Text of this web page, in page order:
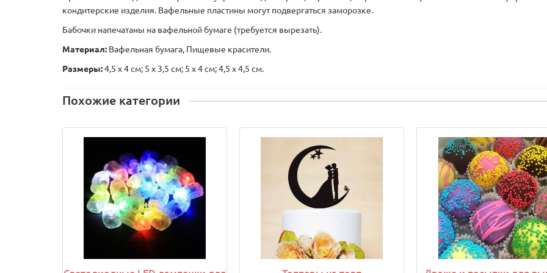
кондитерские изделия. Вафельные пластины могут подвергаться заморозке.
Бабочки напечатаны на вафельной бумаге (требуется вырезать).
Материал: Вафельная бумага, Пищевые красители.
Размеры:4,5 х 4 см; 5 х 3,5 см; 5 х 4 см; 4,5 х 4,5 см.
Похожие категории